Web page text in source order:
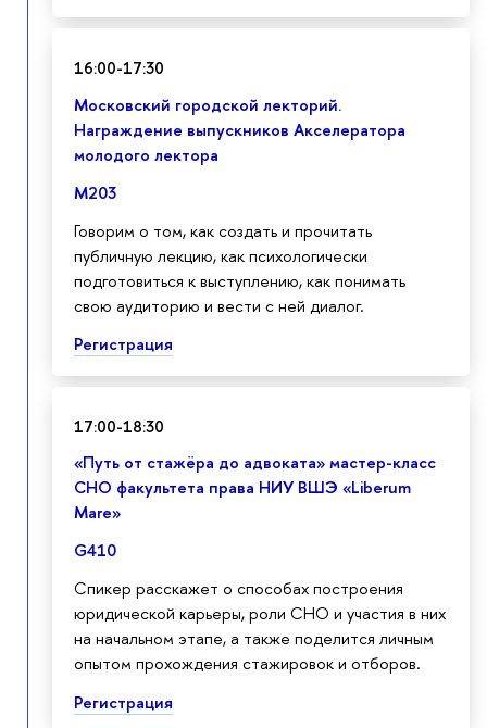
16:00-17:30
Московский городской лекторий.
Награждение выпускников Акселератора
молодого лектора
M203
Говорим о том, как создать и прочитать
публичную лекцию, как психологически
подготовиться к выступлению, как понимать
свою аудиторию и вести с ней диалог.
Регистрация
17:00-18:30
«Путь от стажёра до адвоката» мастер-класс
СНО факультета права НИУ ВШЭ «Liberum
Mare»
G410
Спикер расскажет о способах построения
юридической карьеры, роли СНО и участия в них
на начальном этапе, а также поделится личным
опытом прохождения стажировок и отборов.
Регистрация